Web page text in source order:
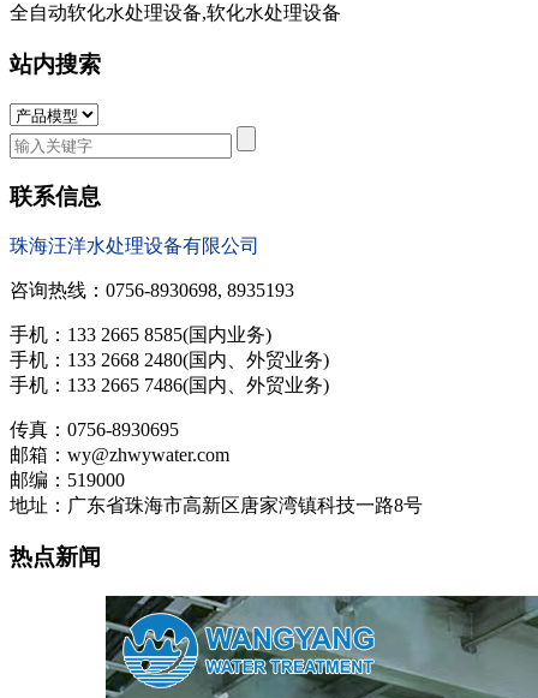
全自动软化水处理设备,软化水处理设备
站内搜索
联系信息
珠海汪洋水处理设备有限公司
咨询热线：0756-8930698, 8935193
手机：133 2665 8585(国内业务)
手机：133 2668 2480(国内、外贸业务)
手机：133 2665 7486(国内、外贸业务)
传真：0756-8930695
邮箱：wy@zhwywater.com
邮编：519000
地址：广东省珠海市高新区唐家湾镇科技一路8号
热点新闻